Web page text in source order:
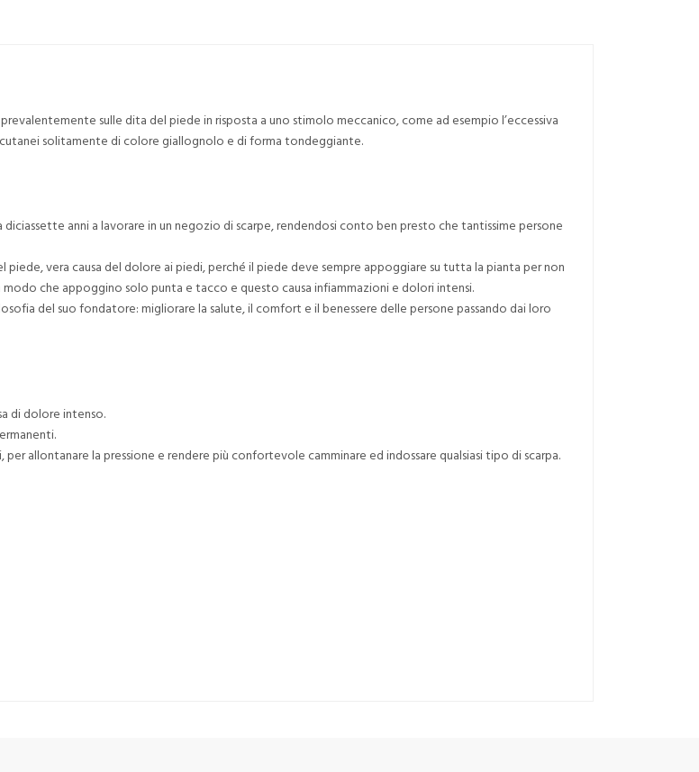
sulle dita del piede in risposta a uno stimolo meccanico, come ad esempio l’eccessiva
solitamente di colore giallognolo e di forma tondeggiante.
anni a lavorare in un negozio di scarpe, rendendosi conto ben presto che tantissime persone
vera causa del dolore ai piedi, perché il piede deve sempre appoggiare su tutta la pianta per non
che appoggino solo punta e tacco e questo causa infiammazioni e dolori intensi.
del suo fondatore: migliorare la salute, il comfort e il benessere delle persone passando dai loro
di dolore intenso.
allontanare la pressione e rendere più confortevole camminare ed indossare qualsiasi tipo di scarpa.